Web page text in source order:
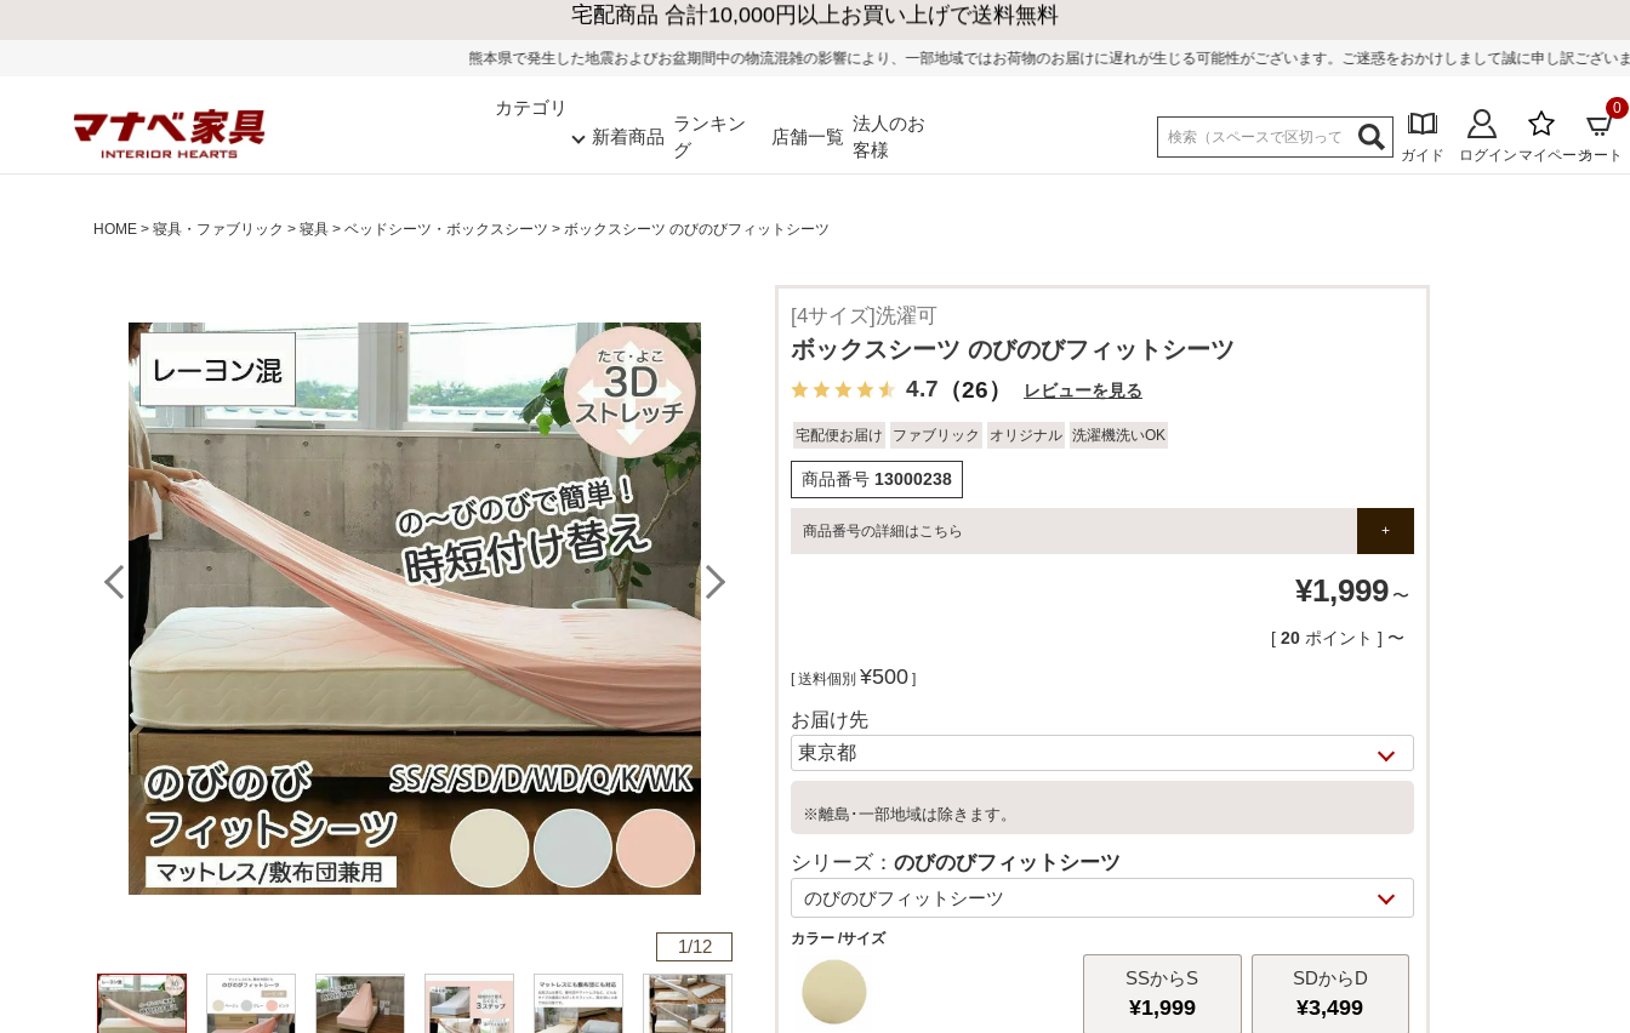
大型家具の送料・設置無料（※当社エリア）
熊本県で発生した地震およびお盆期間中の物流混雑の影響により、一部地域ではお荷物のお届けに遅れが生じる可能性がございます。ご迷惑をおかけしまして誠に申し訳ございません。
カテゴリ
新着商品
ランキン
グ
店舗一覧
法人のお
客様
ガイド ログイン マイページカート
0
HOME 寝具・ファブリック 寝具 ベッドシーツ・ボックスシーツ ボックスシーツ のびのびフィットシーツ
1/12
[4サイズ]洗濯可
ボックスシーツ のびのびフィットシーツ
4.7 （26） レビューを見る
宅配便お届け ファブリック オリジナル 洗濯機洗いOK
商品番号 13000238
商品番号の詳細はこちら
¥1,999 〜
[ 20 ポイント ] 〜
送料個別 ¥500
お届け先
※離島･一部地域は除きます。
シリーズ： のびのびフィットシーツ
カラー サイズ
SSからS
¥1,999
SDからD
¥3,499